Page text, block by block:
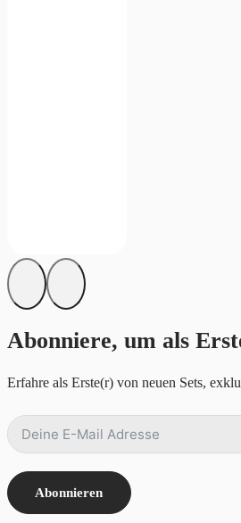
Abonniere, um als
Erfahre als Erste(r) von neuen Sets,
Abonnieren